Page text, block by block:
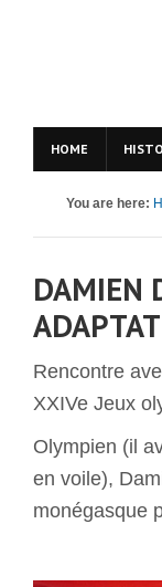
HOME
You are here:
DAMIEN
Rencontre
XXIVe Jeux
Olympien (il
en voile),
monégasque